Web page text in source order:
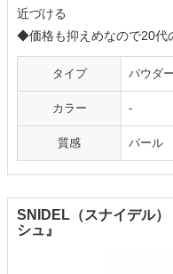
近づける
◆価格も抑えめなので20代
タイプ パウダー
カラー -
質感 パール
SNIDEL（スナイデル
シュ』